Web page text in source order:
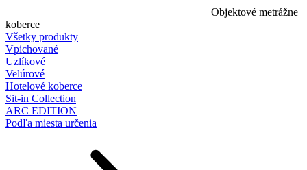
Objektové metrážne
koberce
Všetky produkty
Vpichované
Uzlíkové
Velúrové
Hotelové koberce
Sit-in Collection
ARC EDITION
Podľa miesta určenia